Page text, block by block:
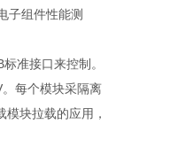
子组件性能测
标准接口来控制。
。每个模块采隔离
块拉载的应用，